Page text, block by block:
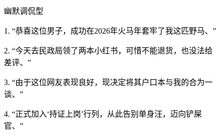
幽默调侃型
1. “恭喜这位男子，成功在2026年火马年套牢了我这匹野马、”
2. “今天去民政局领了两本小红书，可惜不能退货，也没法给
差评、”
3. “由于这位网友表现良好，现决定将其户口本与我的合为一
谈、”
4. “正式加入‘持证上岗’行列，从此告别单身汪，迈向铲屎
官、”